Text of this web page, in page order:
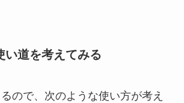
道を考えてみる
るので、次のような使い方が考え